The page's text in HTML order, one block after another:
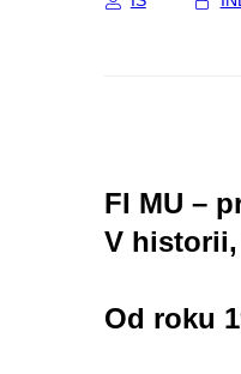
FI MU –
V historii,
Od roku